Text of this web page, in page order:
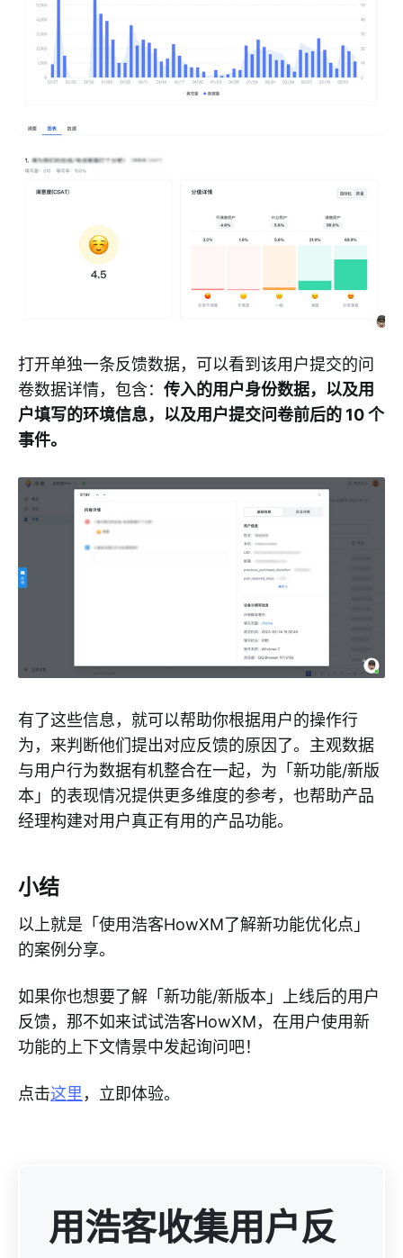
打开单独一条反馈数据，可以看到该用户提交的问
卷数据详情，包含： 传入的用户身份数据，以及用
户填写的环境信息，以及用户提交问卷前后的 10 个
事件。
有了这些信息，就可以帮助你根据用户的操作行
为，来判断他们提出对应反馈的原因了。主观数据
与用户行为数据有机整合在一起，为「新功能/新版
本」的表现情况提供更多维度的参考，也帮助产品
经理构建对用户真正有用的产品功能。
小结
以上就是「使用浩客HowXM了解新功能优化点」
的案例分享。
如果你也想要了解「新功能/新版本」上线后的用户
反馈，那不如来试试浩客HowXM，在用户使用新
功能的上下文情景中发起询问吧！
点击这里 ，立即体验。
用浩客收集用户反